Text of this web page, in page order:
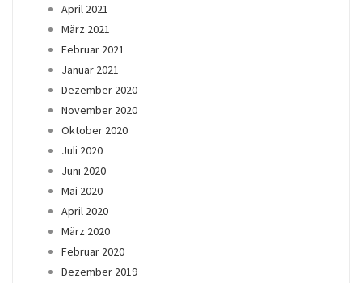
April 2021
März 2021
Februar 2021
Januar 2021
Dezember 2020
November 2020
Oktober 2020
Juli 2020
Juni 2020
Mai 2020
April 2020
März 2020
Februar 2020
Dezember 2019